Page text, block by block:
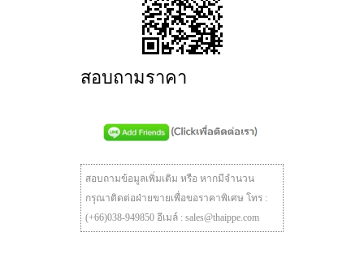
สอบถามราคา
สอบถามข้อมูลเพิ่มเติม หรือ หากมีจำนวน
กรุณาติดต่อฝ่ายขายเพื่อขอราคาพิเศษ โทร :
(+66)038-949850 อีเมล์ : sales@thaippe.com